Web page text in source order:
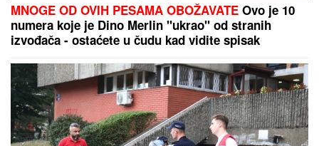
MNOGE OD OVIH PESAMA OBOŽAVATE Ovo je 10
numera koje je Dino Merlin "ukrao" od stranih
izvođača - ostaćete u čudu kad vidite spisak